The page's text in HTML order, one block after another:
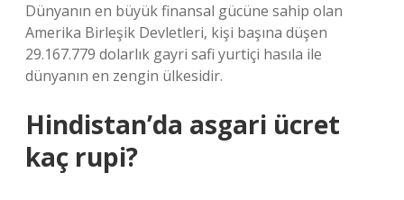
Dünyanın en büyük finansal gücüne sahip olan
Amerika Birleşik Devletleri, kişi başına düşen
29.167.779 dolarlık gayri safi yurtiçi hasıla ile
dünyanın en zengin ülkesidir.
Hindistan’da asgari ücret
kaç rupi?